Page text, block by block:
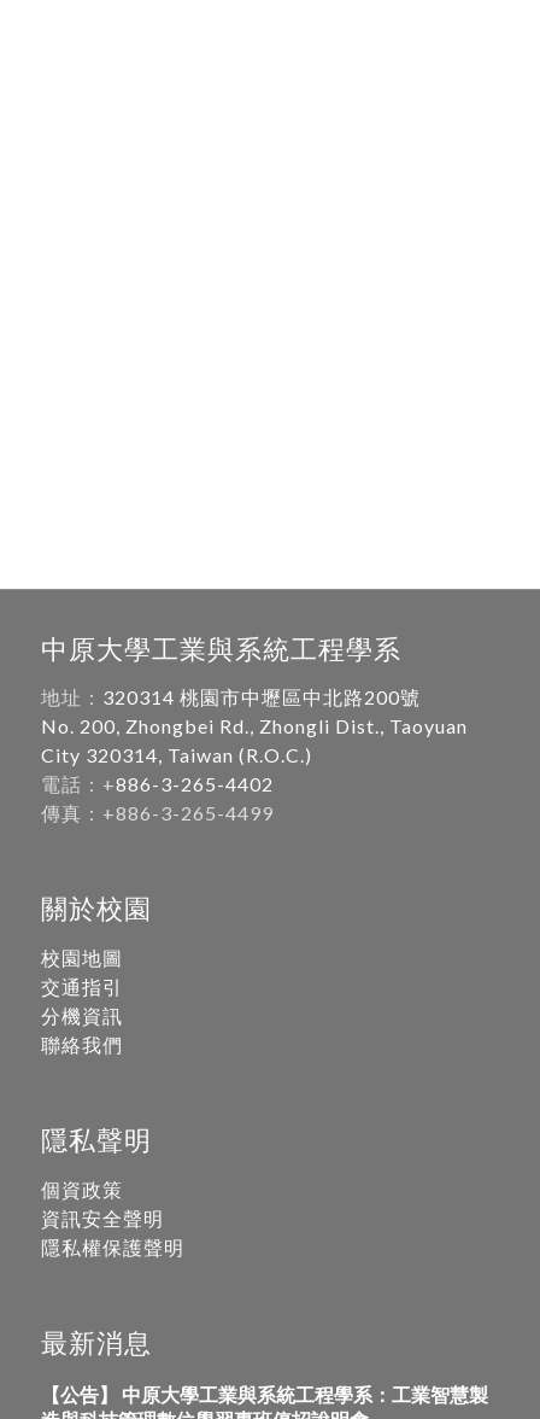
中原大學工業與系統工程學系
地址： 320314 桃園市中壢區中北路200號
No. 200, Zhongbei Rd., Zhongli Dist., Taoyuan
City 320314, Taiwan (R.O.C.)
電話：+886-3-265-4402
傳真：+886-3-265-4499
關於校園
校園地圖
交通指引
分機資訊
聯絡我們
隱私聲明
個資政策
資訊安全聲明
隱私權保護聲明
最新消息
【公告】 中原大學工業與系統工程學系：工業智慧製